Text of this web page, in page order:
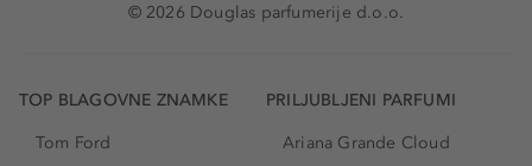
© 2026 Douglas parfumerije d.o.o.
TOP BLAGOVNE ZNAMKE
Tom Ford
PRILJUBLJENI PARFUMI
Ariana Grande Cloud